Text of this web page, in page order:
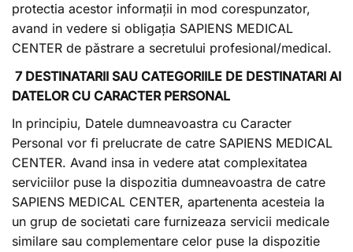
protectia acestor informații in mod corespunzator,
avand in vedere si obligația SAPIENS MEDICAL
CENTER de păstrare a secretului profesional/medical.
7 DESTINATARII SAU CATEGORIILE DE DESTINATARI AI
DATELOR CU CARACTER PERSONAL
In principiu, Datele dumneavoastra cu Caracter
Personal vor fi prelucrate de catre SAPIENS MEDICAL
CENTER. Avand insa in vedere atat complexitatea
serviciilor puse la dispozitia dumneavoastra de catre
SAPIENS MEDICAL CENTER, apartenenta acesteia la
un grup de societati care furnizeaza servicii medicale
similare sau complementare celor puse la dispozitie